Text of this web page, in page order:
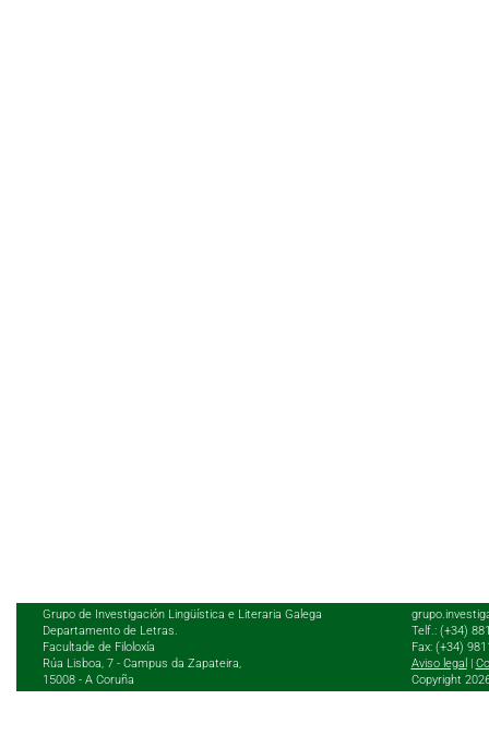
Grupo de Investigación Lingüística e Literaria Galega
Departamento de Letras.
Facultade de Filoloxía
Rúa Lisboa, 7 - Campus da Zapateira,
15008 - A Coruña
Telf.: (+34)
Fax: (+34)
Aviso legal
Copyright